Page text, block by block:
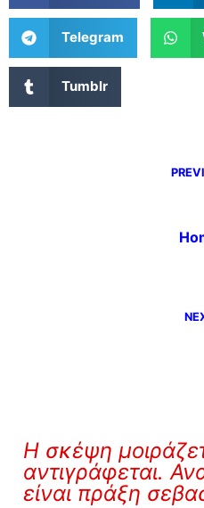
Telegram
Tumblr
Η σκέψη
αντιγράφεται.
είναι πράξη